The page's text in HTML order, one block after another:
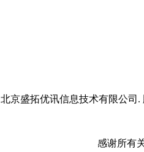
北京盛拓优讯信息技术有限公司.
感谢所有